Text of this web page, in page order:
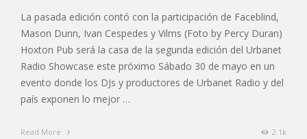
La pasada edición contó con la participación de Faceblind,
Mason Dunn, Ivan Cespedes y Vilms (Foto by Percy Duran)
Hoxton Pub será la casa de la segunda edición del Urbanet
Radio Showcase este próximo Sábado 30 de mayo en un
evento donde los DJs y productores de Urbanet Radio y del
país exponen lo mejor …
Read More 2.1k